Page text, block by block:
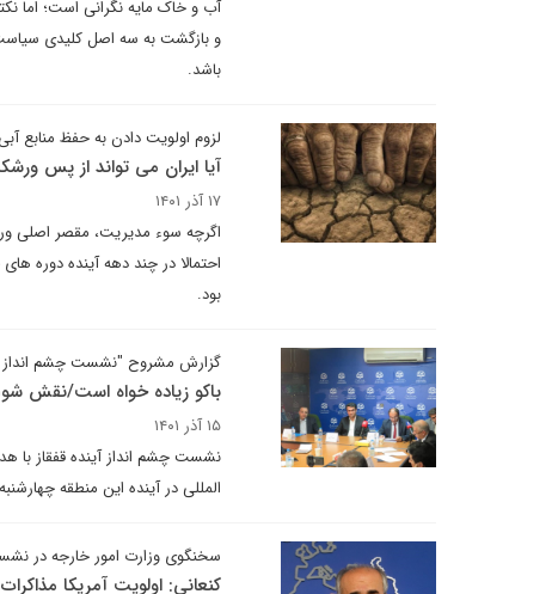
آب و خاک مایه نگرانی است؛ اما
و بازگشت به سه اصل کلیدی
باشد.
لزوم اولویت دادن به حفظ منابع
آیا ایران می تواند از پس
۱۷ آذر ۱۴۰۱
اگرچه سوء مدیریت، مقصر اصلی
احتمالا در چند دهه آینده دوره
بود.
گزارش مشروح "نشست چشم انداز
باکو زیاده خواه است/نقش
۱۵ آذر ۱۴۰۱
نشست چشم انداز آینده قفقاز با
المللی در آینده این منطقه چهارشنبه ۹ آذر ماه در موسسه ابرار معاصر تهران برگزار شد.
سخنگوی وزارت امور خارجه در
کنعانی: اولویت آمریکا